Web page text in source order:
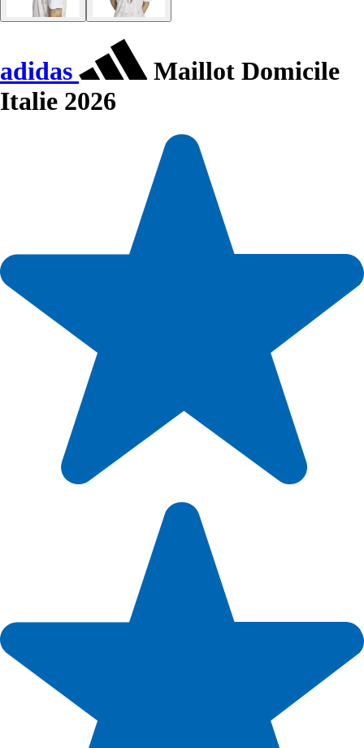
adidas
Maillot Domicile
Italie 2026